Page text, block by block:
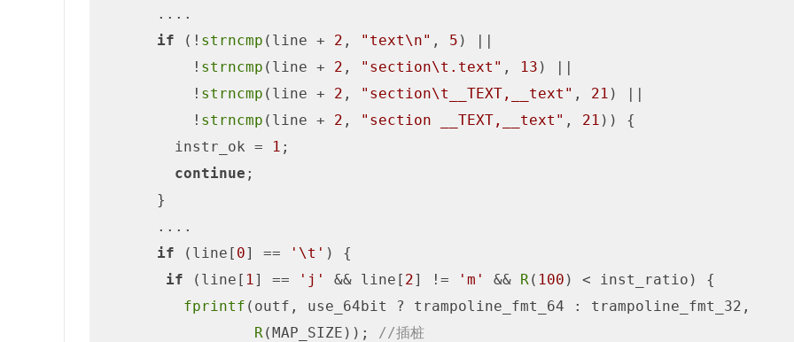
      ....
if (! strncmp (line + 2 , "text\n" , 5 ) ||
          !
strncmp (line + 2 , "section\t.text" , 13 ) ||
          !
strncmp (line + 2 , "section\t__TEXT,__text" , 21 ) ||
          !
strncmp (line + 2 , "section __TEXT,__text" , 21 )) {
        instr_ok =
1 ;
continue ;
      }
      ....
if (line[ 0] == '\t' ) {
if (line[ 1] == 'j' && line[ 2] != 'm' && R( 100 ) < inst_ratio) {
fprintf (outf, use_64bit ? trampoline_fmt_64 : trampoline_fmt_32,
R(MAP_SIZE)); //插桩